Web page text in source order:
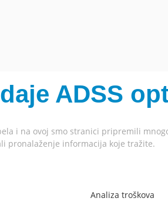
ADSS
i na ovoj smo stranici pripremili
pronalaženje informacija koje tražite.
Analiza troškova